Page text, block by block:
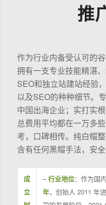
推
作为行业内备受认可的
拥有一支专业技能精湛
SEO和独立站建站经验
以及SEO的种种细节。
中国出海企业；实打实
总费用平均都在一万多
考，口碑相传。纯白帽
含有任何黑帽手法，安全
成
立
–行业地位：作为国内
年，创始人 2011 年